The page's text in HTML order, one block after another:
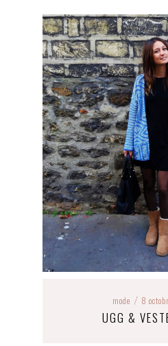
mode / 8
UGG &